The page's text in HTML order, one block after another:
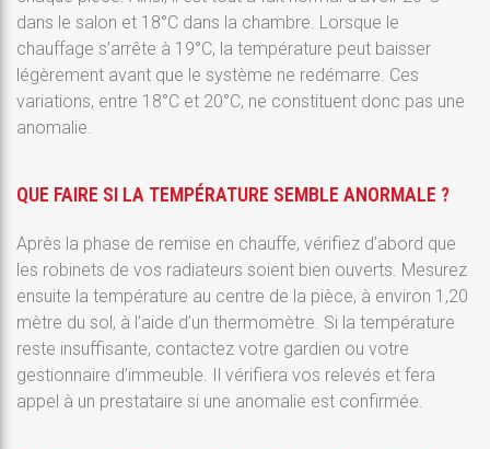
dans le salon et 18°C dans la chambre. Lorsque le
chauffage s’arrête à 19°C, la température peut baisser
légèrement avant que le système ne redémarre. Ces
variations, entre 18°C et 20°C, ne constituent donc pas une
anomalie.
QUE FAIRE SI LA TEMPÉRATURE SEMBLE ANORMALE ?
Après la phase de remise en chauffe, vérifiez d’abord que
les robinets de vos radiateurs soient bien ouverts. Mesurez
ensuite la température au centre de la pièce, à environ 1,20
mètre du sol, à l’aide d’un thermomètre. Si la température
reste insuffisante, contactez votre gardien ou votre
gestionnaire d’immeuble. Il vérifiera vos relevés et fera
appel à un prestataire si une anomalie est confirmée.